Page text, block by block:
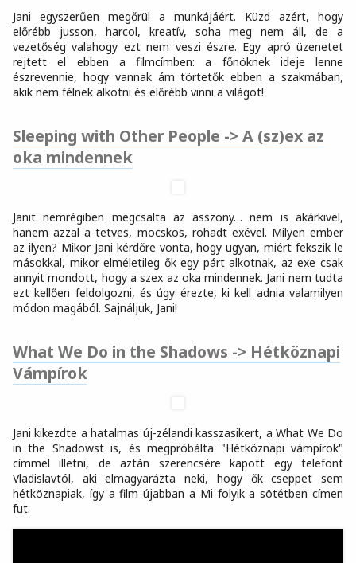
Jani egyszerűen megőrül a munkájáért. Küzd azért, hogy
előrébb jusson, harcol, kreatív, soha meg nem áll, de a
vezetőség valahogy ezt nem veszi észre. Egy apró üzenetet
rejtett el ebben a filmcímben: a főnöknek ideje lenne
észrevennie, hogy vannak ám törtetők ebben a szakmában,
akik nem félnek alkotni és előrébb vinni a világot!
Sleeping with Other People -> A (sz)ex az
oka mindennek
Janit nemrégiben megcsalta az asszony… nem is akárkivel,
hanem azzal a tetves, mocskos, rohadt exével. Milyen ember
az ilyen? Mikor Jani kérdőre vonta, hogy ugyan, miért fekszik le
másokkal, mikor elméletileg ők egy párt alkotnak, az exe csak
annyit mondott, hogy a szex az oka mindennek. Jani nem tudta
ezt kellően feldolgozni, és úgy érezte, ki kell adnia valamilyen
módon magából. Sajnáljuk, Jani!
What We Do in the Shadows -> Hétköznapi
Vámpírok
Jani kikezdte a hatalmas új-zélandi kasszasikert, a What We Do
in the Shadowst is, és megpróbálta "Hétköznapi vámpírok"
címmel illetni, de aztán szerencsére kapott egy telefont
Vladislavtól, aki elmagyarázta neki, hogy ők cseppet sem
hétköznapiak, így a film újabban a Mi folyik a sötétben címen
fut.